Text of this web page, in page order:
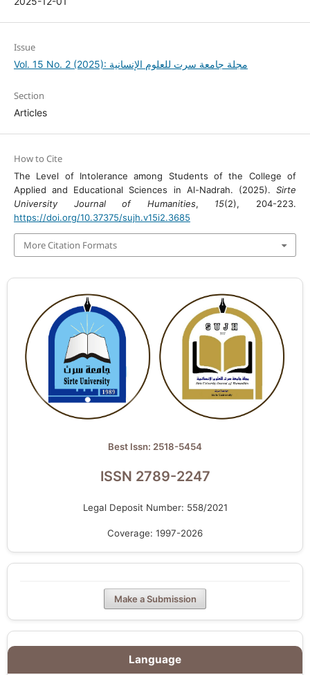
Issue
Vol. 15 No. 2 (2025): مجلة جامعة سرت للعلوم الإنسانية
Section
Articles
How to Cite
The Level of Intolerance among Students of the College of
Applied and Educational Sciences in Al-Nadrah. (2025).Sirte
University Journal of Humanities, 15(2), 204-223.
https://doi.org/10.37375/sujh.v15i2.3685
More Citation Formats
Best Issn: 2518-5454
ISSN 2789-2247
Legal Deposit Number: 558/2021
Coverage: 1997-2026
Make a Submission
Language